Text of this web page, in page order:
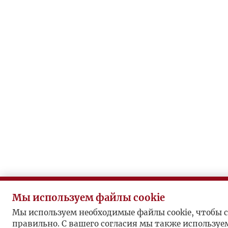
Мы используем файлы cookie
Мы используем необходимые файлы cookie, чтобы
правильно. С вашего согласия мы также